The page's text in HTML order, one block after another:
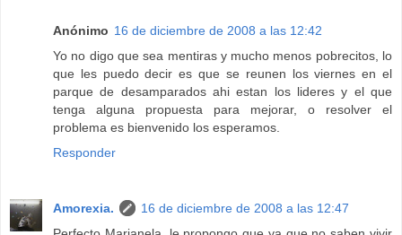
Anónimo 16 de diciembre de 2008 a las 12:42
Yo no digo que sea mentiras y mucho menos pobrecitos, lo
que les puedo decir es que se reunen los viernes en el
parque de desamparados ahi estan los lideres y el que
tenga alguna propuesta para mejorar, o resolver el
problema es bienvenido los esperamos.
Responder
Amorexia.
16 de diciembre de 2008 a las 12:47